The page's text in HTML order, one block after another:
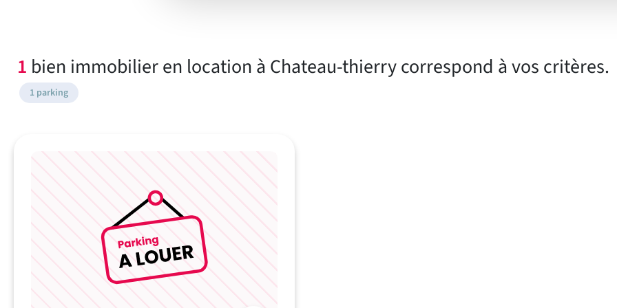
1 bien immobilier en location à Chateau-thierry correspond à vos critères.
1 parking